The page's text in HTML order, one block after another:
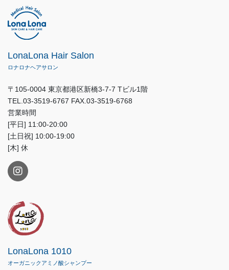
LonaLona Hair Salon
ロナロナヘアサロン
〒105-0004 東京都港区新橋3-7-7 Tビル1階
TEL.03-3519-6767 FAX.03-3519-6768
営業時間
[平日] 11:00-20:00
[土日祝] 10:00-19:00
[木] 休
LonaLona 1010
オーガニックアミノ酸シャンプー